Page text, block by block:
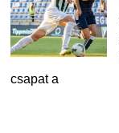
csapat a